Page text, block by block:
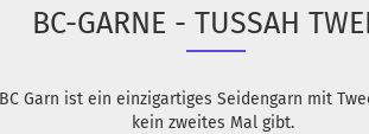
BC-GARNE - TUSSAH
Garn ist ein einzigartiges Seidengarn mit
kein zweites Mal gibt.